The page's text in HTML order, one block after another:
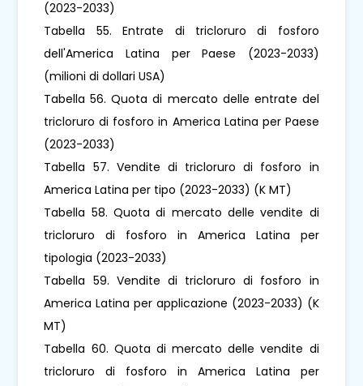
(2023-2033)
Tabella 55. Entrate di tricloruro di fosforo
dell'America Latina per Paese (2023-2033)
(milioni di dollari USA)
Tabella 56. Quota di mercato delle entrate del
tricloruro di fosforo in America Latina per Paese
(2023-2033)
Tabella 57. Vendite di tricloruro di fosforo in
America Latina per tipo (2023-2033) (K MT)
Tabella 58. Quota di mercato delle vendite di
tricloruro di fosforo in America Latina per
tipologia (2023-2033)
Tabella 59. Vendite di tricloruro di fosforo in
America Latina per applicazione (2023-2033) (K
MT)
Tabella 60. Quota di mercato delle vendite di
tricloruro di fosforo in America Latina per